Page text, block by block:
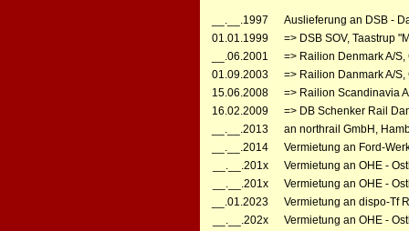
__.__.1997
Auslieferung an DSB -
01.01.1999
=> DSB SOV, Taastrup
__.06.2001
=> Railion Denmark A/
01.09.2003
=> Railion Danmark A/
15.06.2008
=> Railion Scandinavia
16.02.2009
=> DB Schenker Rail
__.__.2013
an northrail GmbH,
__.__.2014
Vermietung an Ford-
__.__.201x
Vermietung an OHE -
__.__.201x
Vermietung an OHE -
__.01.2023
Vermietung an dispo-Tf
__.__.202x
Vermietung an OHE -